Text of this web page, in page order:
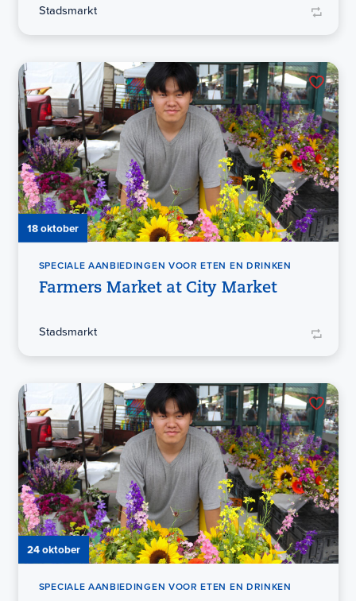
Stadsmarkt
18 oktober
SPECIALE AANBIEDINGEN VOOR ETEN EN DRINKEN
Farmers Market at City Market
Stadsmarkt
24 oktober
SPECIALE AANBIEDINGEN VOOR ETEN EN DRINKEN